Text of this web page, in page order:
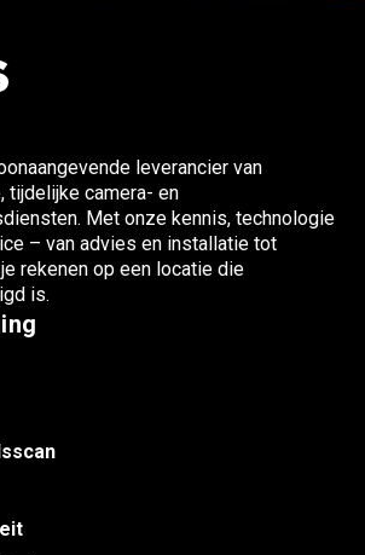
leverancier van
tijdelijke camera- en
Met onze kennis, technologie
– van advies en installatie tot
rekenen op een locatie die
is.